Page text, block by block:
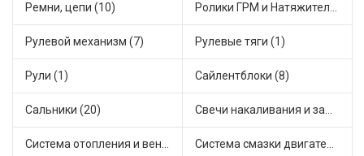
Ремни, цепи (10) Ролики ГРМ и Натяжители (2)
Рулевой механизм (7) Рулевые тяги (1)
Рули (1) Сайлентблоки (8)
Сальники (20) Свечи накаливания и зажигания (22)
Система отопления и вентиляции (7) Система смазки двигателя (4)